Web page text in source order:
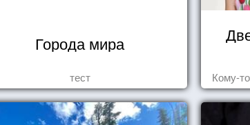
Города мира
тест Кому-